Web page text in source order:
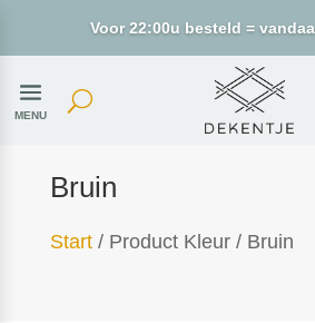
Voor 22:00u besteld =
MENU
Bruin
Start/ Product Kleur / Bruin